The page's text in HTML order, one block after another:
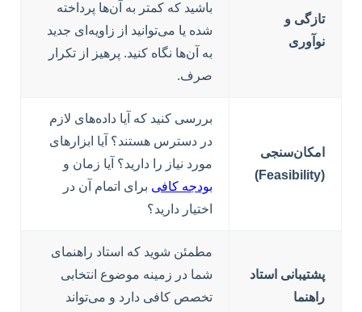
تازگی و
نوآوری
باشید که کمتر به آن‌ها پرداخته
شده یا می‌توانید از زاویه‌ای جدید
به آن‌ها نگاه کنید. پرهیز از تکرار
صرف.
امکان‌سنجی
(Feasibility)
بررسی کنید که آیا داده‌های لازم
در دسترس هستند؟ آیا ابزارهای
مورد نیاز را دارید؟ آیا زمان و
بودجه کافی برای اتمام آن در
اختیار دارید؟
پشتیبانی استاد
راهنما
مطمئن شوید که استاد راهنمای
شما در زمینه موضوع انتخابی
تخصص کافی دارد و می‌تواند